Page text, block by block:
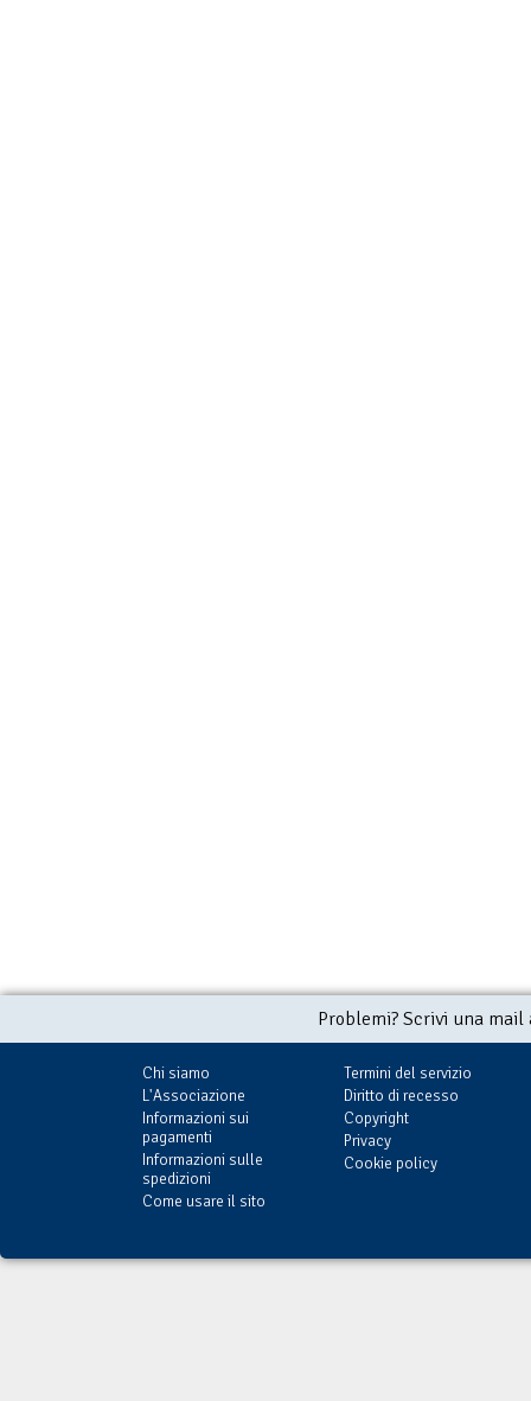
Problemi? Scrivi una
Chi siamo
L'Associazione
Informazioni sui
pagamenti
Informazioni sulle
spedizioni
Come usare il sito
Termini del servizio
Diritto di recesso
Copyright
Privacy
Cookie policy